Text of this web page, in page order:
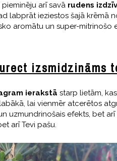
arī savā rudens
labprāt ieziestos šajā krēmā
aromātu un super-mitrinošo
izsmidzināms
ierakstā starp lietām,
lai vienmēr atcerētos
uzmundrinošais efekts, bet
arī Tevi pašu.